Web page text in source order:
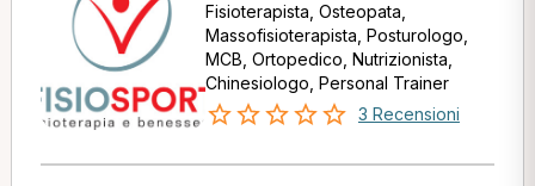
Fisioterapista, Osteopata,
Massofisioterapista, Posturologo,
MCB, Ortopedico, Nutrizionista,
Chinesiologo, Personal Trainer
3 Recensioni